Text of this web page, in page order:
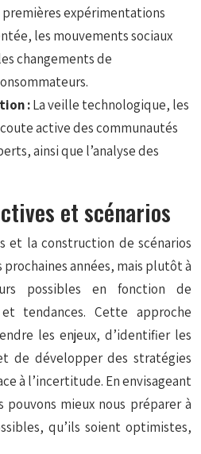
expérimentations
les mouvements sociaux
changements de
:La veille technologique, les
active des communautés
ainsi que l’analyse des
et scénarios
et la construction de scénarios
années, mais plutôt à
possibles en fonction de
tendances. Cette approche
les enjeux, d’identifier les
de développer des stratégies
à l’incertitude. En envisageant
pouvons mieux nous préparer à
qu’ils soient optimistes,